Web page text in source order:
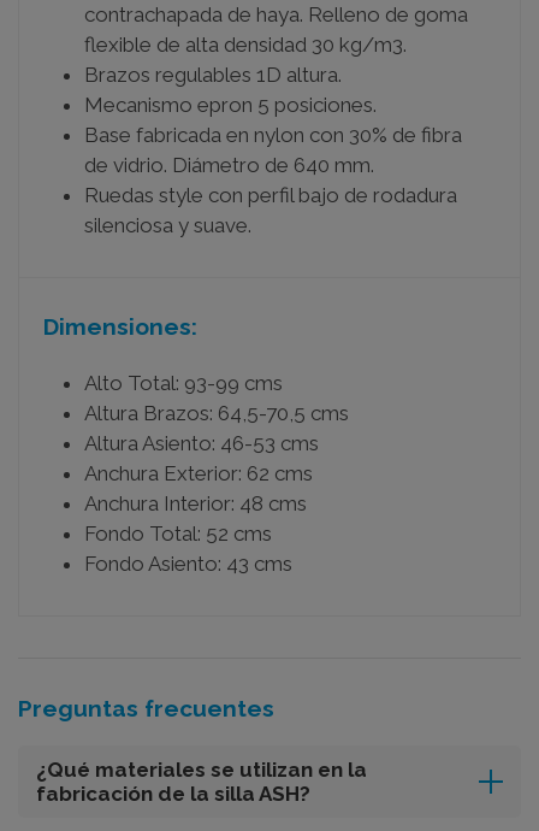
contrachapada de haya. Relleno de goma
flexible de alta densidad 30 kg/m3.
Brazos regulables 1D altura.
Mecanismo epron 5 posiciones.
Base fabricada en nylon con 30% de fibra
de vidrio. Diámetro de 640 mm.
Ruedas style con perfil bajo de rodadura
silenciosa y suave.
Dimensiones:
Alto Total: 93-99 cms
Altura Brazos: 64,5-70,5 cms
Altura Asiento: 46-53 cms
Anchura Exterior: 62 cms
Anchura Interior: 48 cms
Fondo Total: 52 cms
Fondo Asiento: 43 cms
Preguntas frecuentes
¿Qué materiales se utilizan en la
fabricación de la silla ASH?